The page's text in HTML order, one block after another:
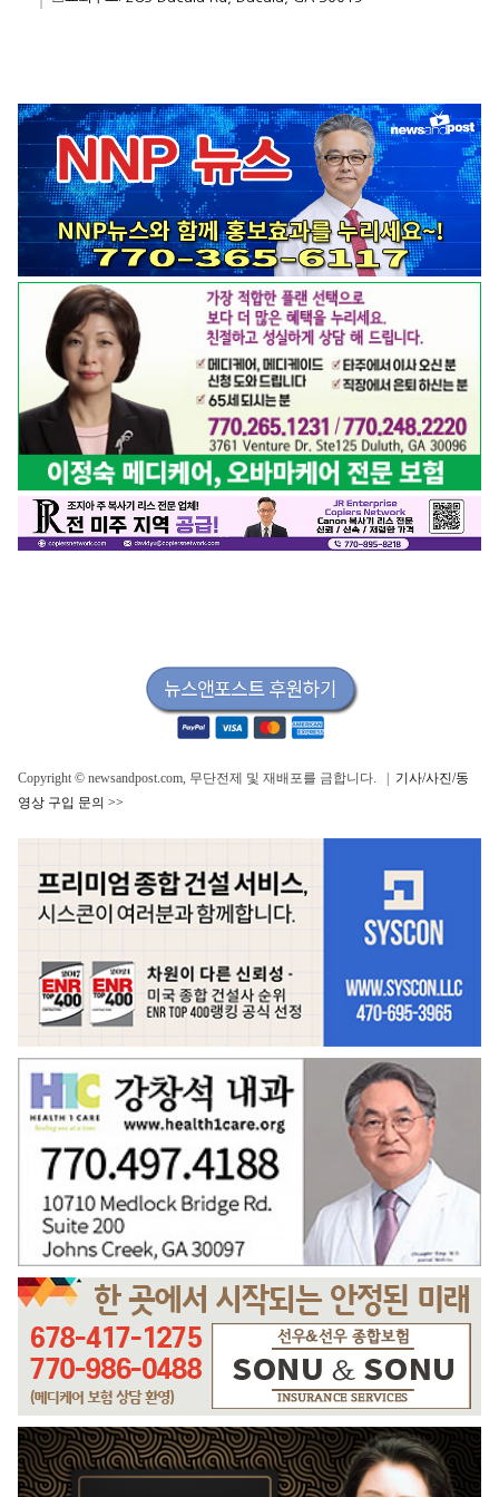
Copyright © newsandpost.com, 무단전제 및 재배포를 금합니다. | 기사/사진/동
영상 구입 문의 >>